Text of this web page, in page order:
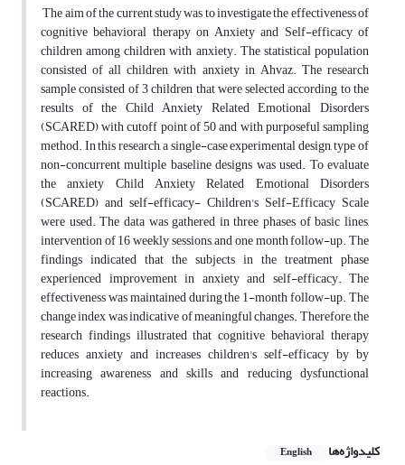
The aim of the current study was to investigate the effectiveness of
cognitive behavioral therapy on Anxiety and Self-efficacy of
children among children with anxiety. The statistical population
consisted of all children with anxiety in Ahvaz. The research
sample consisted of 3 children that were selected according to the
results of the Child Anxiety Related Emotional Disorders
(SCARED) with cutoff point of 50 and with purposeful sampling
method. In this research, a single-case experimental design, type of
non-concurrent multiple baseline designs was used. To evaluate
the anxiety Child Anxiety Related Emotional Disorders
(SCARED) and self-efficacy- Children's Self-Efficacy Scale
were used. The data was gathered in three phases of basic lines,
intervention of 16 weekly sessions, and one month follow-up. The
findings indicated that the subjects in the treatment phase
experienced improvement in anxiety and self-efficacy. The
effectiveness was maintained during the 1-month follow-up. The
change index was indicative of meaningful changes. Therefore, the
research findings illustrated that cognitive behavioral therapy
reduces anxiety and increases children's self-efficacy by by
increasing awareness and skills and reducing dysfunctional
reactions.
کلیدواژه‌ها English